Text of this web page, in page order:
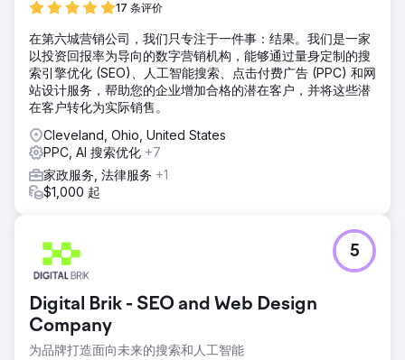
17 条评价
在第六城营销公司，我们只专注于一件事：结果。我们是一家
以投资回报率为导向的数字营销机构，能够通过量身定制的搜
索引擎优化 (SEO)、人工智能搜索、点击付费广告 (PPC) 和网
站设计服务，帮助您的企业增加合格的潜在客户，并将这些潜
在客户转化为实际销售。
Cleveland, Ohio, United States
PPC, AI 搜索优化 +7
家政服务, 法律服务 +1
$1,000 起
Digital Brik - SEO and Web Design
Company
为品牌打造面向未来的搜索和人工智能
5